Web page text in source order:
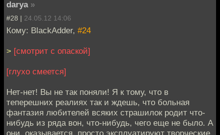
darya »
#28 | 24.05.12 14:06
Кому: BlackAdder, #24
> [смотрит с опаской]
[глухо смеется]
Нет-нет! Вы не так поняли! Я к тому, что в
теперешних реалиях так и ждешь, что больная
фантазия любителей всяких страшилок родит что-
нибудь из ряда вон, что-нибудь, чего еще не было. А
они, оказывается, просто эксплуатируют творческие